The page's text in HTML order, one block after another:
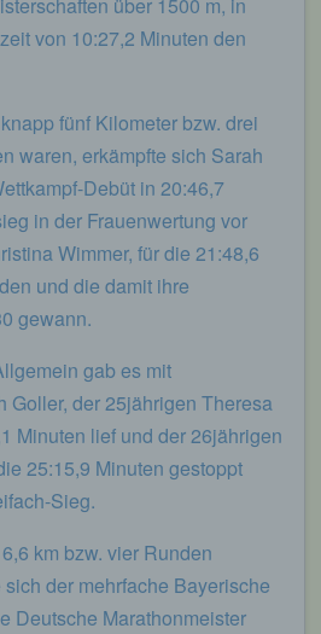
von 10:27,2 Minuten den
fünf Kilometer bzw. drei
waren, erkämpfte sich Sarah
Debüt in 20:46,7
in der Frauenwertung vor
Wimmer, für die 21:48,6
und die damit ihre
gewann.
gab es mit
Goller, der 25jährigen Theresa
Minuten lief und der 26jährigen
25:15,9 Minuten gestoppt
Sieg.
km bzw. vier Runden
der mehrfache Bayerische
Deutsche Marathonmeister